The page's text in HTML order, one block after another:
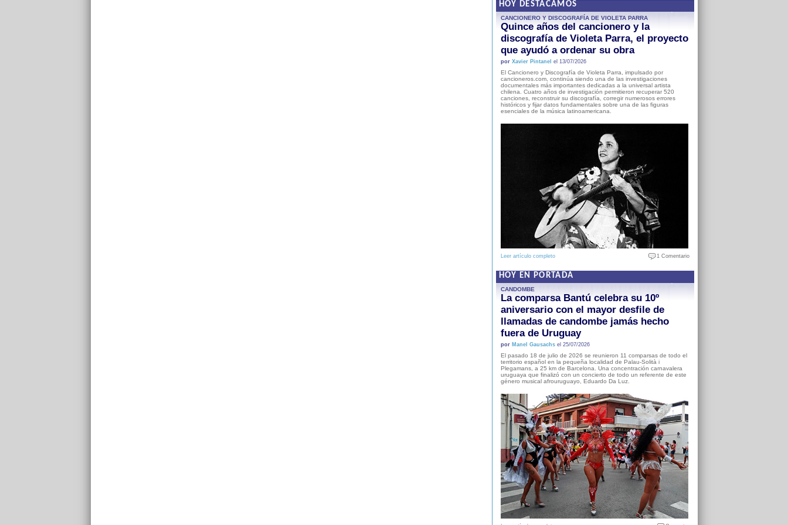
HOY DESTACAMOS
CANCIONERO Y DISCOGRAFÍA DE VIOLETA PARRA
Quince años del cancionero y la
discografía de Violeta Parra, el proyecto
que ayudó a ordenar su obra
por Xavier Pintanel el 13/07/2026
El Cancionero y Discografía de Violeta Parra, impulsado por
cancioneros.com, continúa siendo una de las investigaciones
documentales más importantes dedicadas a la universal artista
chilena. Cuatro años de investigación permitieron recuperar 520
canciones, reconstruir su discografía, corregir numerosos errores
históricos y fijar datos fundamentales sobre una de las figuras
esenciales de la música latinoamericana.
Leer artículo completo 1 Comentario
HOY EN PORTADA
CANDOMBE
La comparsa Bantú celebra su 10º
aniversario con el mayor desfile de
llamadas de candombe jamás hecho
fuera de Uruguay
por Manel Gausachsel 25/07/2026
El pasado 18 de julio de 2026 se reunieron 11 comparsas de todo el
territorio español en la pequeña localidad de Palau-Solità i
Plegamans, a 25 km de Barcelona. Una concentración carnavalera
uruguaya que finalizó con un concierto de todo un referente de este
género musical afrouruguayo, Eduardo Da Luz.